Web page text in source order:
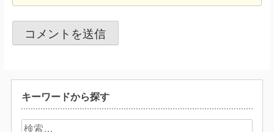
キーワードから探す
検